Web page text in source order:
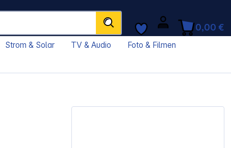
0,00 €
Strom & Solar TV & Audio
Foto & Filmen